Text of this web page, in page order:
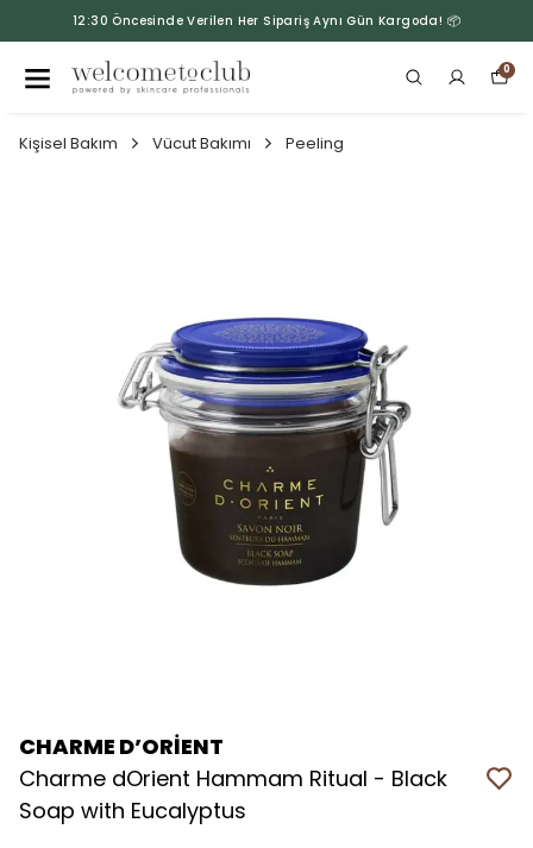
12:30 Öncesinde Verilen Her Sipariş Aynı Gün Kargoda! 📦
0
Kişisel Bakım Vücut Bakımı Peeling
CHARME D’ORİENT
Charme dOrient Hammam Ritual - Black
Soap with Eucalyptus